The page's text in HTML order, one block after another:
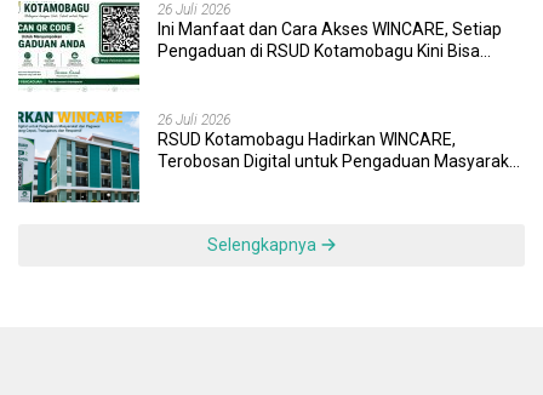
26 Juli 2026
Ini Manfaat dan Cara Akses WINCARE, Setiap
Pengaduan di RSUD Kotamobagu Kini Bisa
26 Juli 2026
RSUD Kotamobagu Hadirkan WINCARE,
Terobosan Digital untuk Pengaduan Masyarakat
Selengkapnya